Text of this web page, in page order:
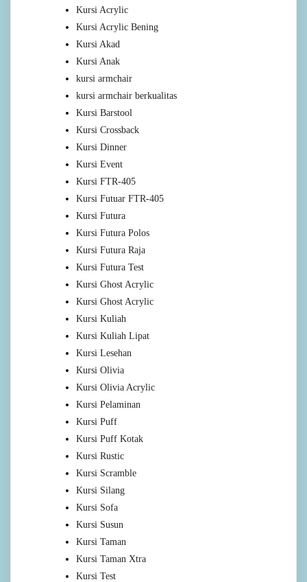
Kursi Acrylic
Kursi Acrylic Bening
Kursi Akad
Kursi Anak
kursi armchair
kursi armchair berkualitas
Kursi Barstool
Kursi Crossback
Kursi Dinner
Kursi Event
Kursi FTR-405
Kursi Futuar FTR-405
Kursi Futura
Kursi Futura Polos
Kursi Futura Raja
Kursi Futura Test
Kursi Ghost Acrylic
Kursi Ghost Acrylic
Kursi Kuliah
Kursi Kuliah Lipat
Kursi Lesehan
Kursi Olivia
Kursi Olivia Acrylic
Kursi Pelaminan
Kursi Puff
Kursi Puff Kotak
Kursi Rustic
Kursi Scramble
Kursi Silang
Kursi Sofa
Kursi Susun
Kursi Taman
Kursi Taman Xtra
Kursi Test